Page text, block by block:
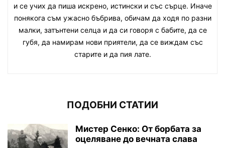
и се учих да пиша искрено, истински и със сърце. Иначе
понякога съм ужасно бъбрива, обичам да ходя по разни
малки, затънтени селца и да си говоря с бабите, да се
губя, да намирам нови приятели, да се виждам със
старите и да пия лате.
ПОДОБНИ СТАТИИ
Мистер Сенко: От борбата за
оцеляване до вечната слава